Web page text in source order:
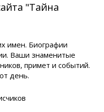
"Тайна
имен. Биографии
Ваши знаменитые
примет и событий.
день.